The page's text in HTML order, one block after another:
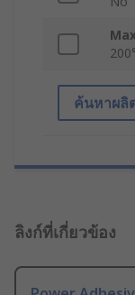
ค้นหาผ
ลิงก์ที่เกี่ยวข้อง